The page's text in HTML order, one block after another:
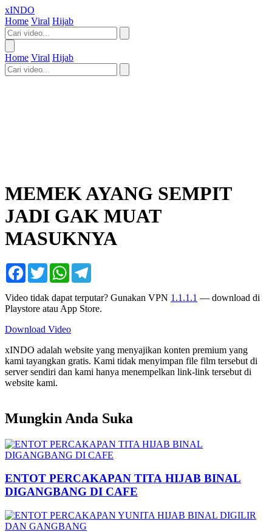
xINDO
Home Viral Hijab
Home Viral Hijab
MEMEK AYANG SEMPIT
JADI GAK MUAT
MASUKNYA
Facebook
TwitterWhatsApp
Video tidak dapat terputar? Gunakan VPN 1.1.1.1 — download di
Playstore atau App Store.
Download Video
xINDO adalah website yang menyajikan konten premium yang
kami tayangkan gratis. Kami tidak menyimpan file film tersebut di
server sendiri dan kami hanya menempelkan link-link tersebut di
website kami.
Mungkin Anda Suka
ENTOT PERCAKAPAN TITA HIJAB BINAL
DIGANGBANG DI CAFE